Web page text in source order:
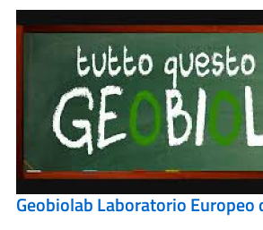
Geobiolab Laboratorio